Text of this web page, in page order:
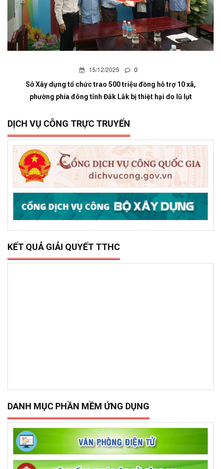
15/12/2025 0
Sở Xây dựng tổ chức trao 500 triệu đồng hỗ trợ 10 xã,
phường phía đông tỉnh Đắk Lắk bị thiệt hại do lũ lụt
DỊCH VỤ CÔNG TRỰC TRUYẾN
KẾT QUẢ GIẢI QUYẾT TTHC
DANH MỤC PHẦN MỀM ỨNG DỤNG